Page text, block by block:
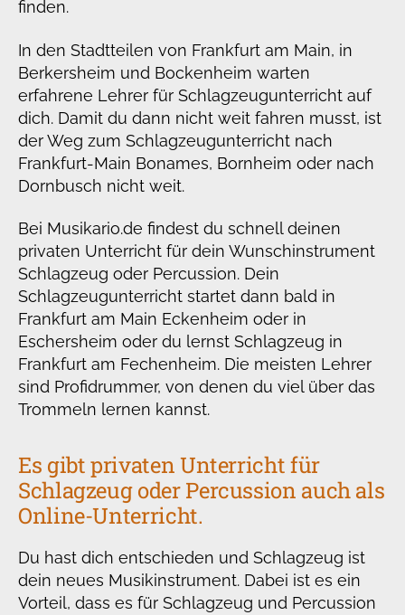
finden.
In den Stadtteilen von Frankfurt am Main, in
Berkersheim und Bockenheim warten
erfahrene Lehrer für Schlagzeugunterricht auf
dich. Damit du dann nicht weit fahren musst, ist
der Weg zum Schlagzeugunterricht nach
Frankfurt-Main Bonames, Bornheim oder nach
Dornbusch nicht weit.
Bei Musikario.de findest du schnell deinen
privaten Unterricht für dein Wunschinstrument
Schlagzeug oder Percussion. Dein
Schlagzeugunterricht startet dann bald in
Frankfurt am Main Eckenheim oder in
Eschersheim oder du lernst Schlagzeug in
Frankfurt am Fechenheim. Die meisten Lehrer
sind Profidrummer, von denen du viel über das
Trommeln lernen kannst.
Es gibt privaten Unterricht für
Schlagzeug oder Percussion auch als
Online-Unterricht.
Du hast dich entschieden und Schlagzeug ist
dein neues Musikinstrument. Dabei ist es ein
Vorteil, dass es für Schlagzeug und Percussion